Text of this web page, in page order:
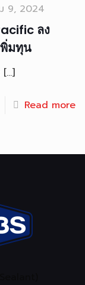
9, 2024
ลง
มทุน
[…]
Read more